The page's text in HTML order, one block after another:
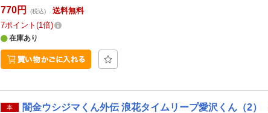
770円 (税込)
送料無料
7ポイント 1倍
在庫あり
本 闇金ウシジマくん外伝 浪花タイムリープ愛沢くん（2）